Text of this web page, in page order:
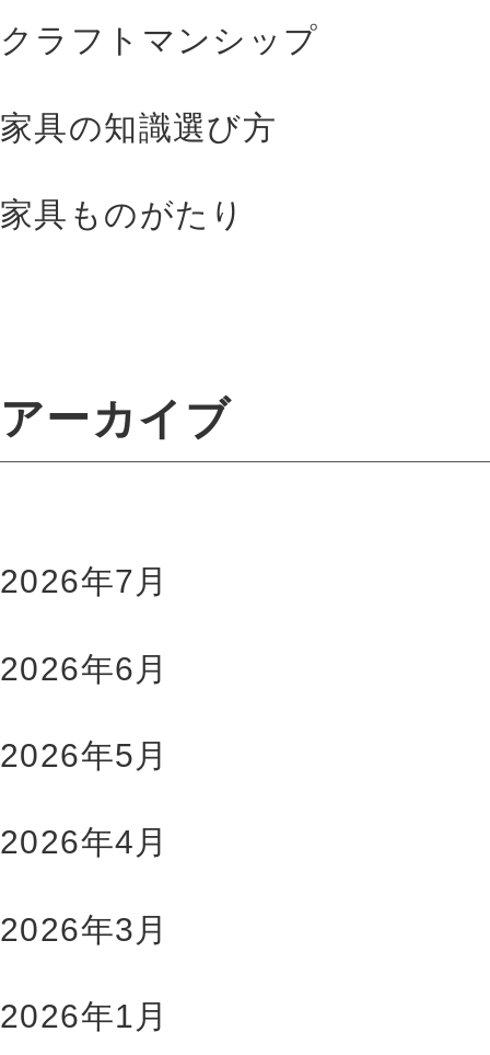
クラフトマンシップ
家具の知識選び方
家具ものがたり
アーカイブ
2026年7月
2026年6月
2026年5月
2026年4月
2026年3月
2026年1月